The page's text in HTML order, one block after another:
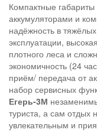
Компактные
аккумуляторами и
надёжность в
эксплуатации,
плотного леса и
экономичность (24
приём/ передача от
набор сервисных
Егерь-3М
туриста, а сам отдых
увлекательным и